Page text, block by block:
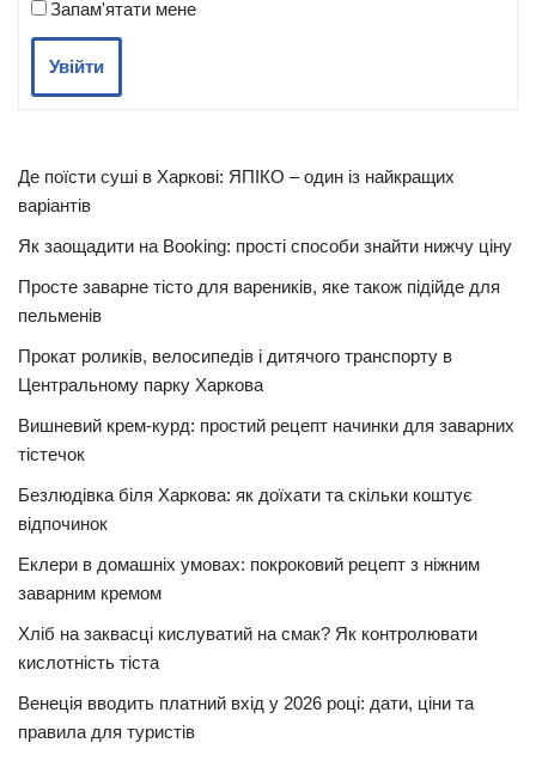
Запам'ятати мене
Увійти
Де поїсти суші в Харкові: ЯПІКО – один із найкращих
варіантів
Як заощадити на Booking: прості способи знайти нижчу ціну
Просте заварне тісто для вареників, яке також підійде для
пельменів
Прокат роликів, велосипедів і дитячого транспорту в
Центральному парку Харкова
Вишневий крем-курд: простий рецепт начинки для заварних
тістечок
Безлюдівка біля Харкова: як доїхати та скільки коштує
відпочинок
Еклери в домашніх умовах: покроковий рецепт з ніжним
заварним кремом
Хліб на заквасці кислуватий на смак? Як контролювати
кислотність тіста
Венеція вводить платний вхід у 2026 році: дати, ціни та
правила для туристів